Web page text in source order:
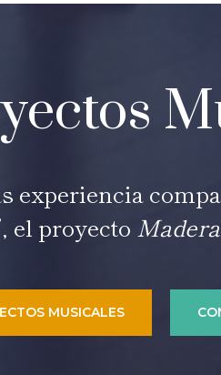
experiencia
el proyecto
MUSICALES